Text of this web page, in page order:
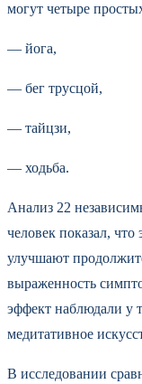
могут четыре
— йога,
— бег трусцой,
— тайцзи,
— ходьба.
Анализ 22
человек показал,
улучшают
выраженность
эффект наблюдали у
медитативное
В исследовании